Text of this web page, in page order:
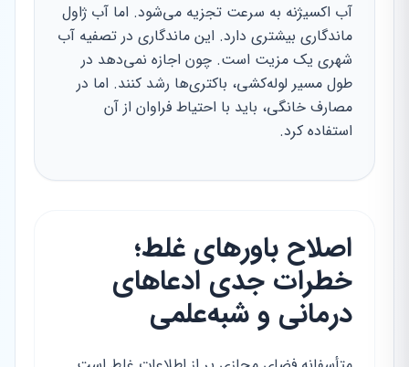
آب اکسیژنه به سرعت تجزیه می‌شود. اما آب ژاول
ماندگاری بیشتری دارد. این ماندگاری در تصفیه آب
شهری یک مزیت است. چون اجازه نمی‌دهد در
طول مسیر لوله‌کشی، باکتری‌ها رشد کنند. اما در
مصارف خانگی، باید با احتیاط فراوان از آن
استفاده کرد.
اصلاح باورهای غلط؛
خطرات جدی ادعاهای
درمانی و شبه‌علمی